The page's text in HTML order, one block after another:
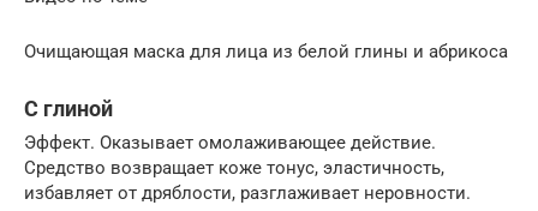
Очищающая маска для лица из белой глины и абрикоса
С глиной
Эффект. Оказывает омолаживающее действие.
Средство возвращает коже тонус, эластичность,
избавляет от дряблости, разглаживает неровности.